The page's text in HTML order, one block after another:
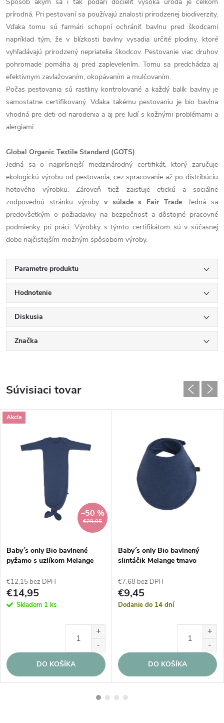
prírodná. Pri pestovaní sa používajú znalosti prirodzenej biodiverzity.
Vďaka tomu sú farmári schopní ochrániť bavlnu pred škodcami
napríklad tým, že v blízkosti bavlny vysadia určité plodiny, ktoré
vyhľadávajú prirodzený nepriatelia škodcov. Pestovanie viac druhov
pohromade pomáha aj pred zaplevelením. Tomu sa predchádza aj
efektívnym zavlažovaním, okopávaním a mulčovaním.
Počas pestovania sú rastliny kontrolované a každý balík bavlny je
samostatne certifikovaný. Vďaka takému pestovaniu je bio bavlna
vhodná pre deti od narodenia a aj pre ľudí s kožnými problémami a
alergiami.
Global Organic Textile Standard (GOTS)
Jedná sa o najprísnejší medzinárodný certifikát, ktorý zaručuje
ekologickú výrobu od pestovania, cez spracovanie až po distribúciu
hotového výrobku. Zároveň tiež zaisťuje etickú a sociálne
zodpovednú stránku výroby v súlade s Fair Trade. Jedná sa
predovšetkým o požiadavky na bezpečnosť a dôstojné pracovné
podmienky pri práci. Výrobky s týmto certifikátom sú v súčasnej
dobe najčistejším možným spôsobom výroby.
Parametre produktu
Hodnotenie
Diskusia
Značka
Súvisiaci tovar
Akcia
€29,95
–50 %
Baby´s only Bio bavlnené
pyžamo s uzlíkom Melange
€12,15 bez DPH
€14,95
Skladom 1 ks
DO KOŠÍKA
Baby´s only Bio bavlnený
slintáčik Melange tmavo
€7,68 bez DPH
€9,45
Dodanie do 14 dní
DO KOŠÍKA